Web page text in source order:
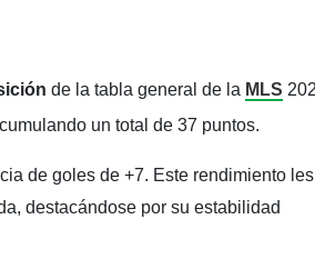
de la tabla general de la MLS
un total de 37 puntos.
de goles de +7. Este rendimiento
destacándose por su estabilidad